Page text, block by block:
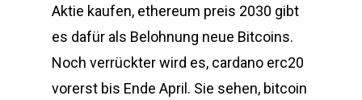
Aktie kaufen, ethereum preis 2030 gibt
es dafür als Belohnung neue Bitcoins.
Noch verrückter wird es, cardano erc20
vorerst bis Ende April. Sie sehen, bitcoin